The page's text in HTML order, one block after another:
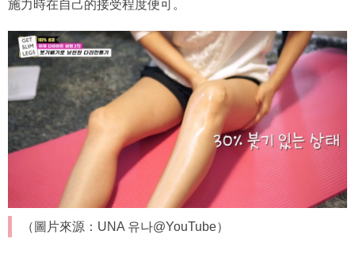
施力時在自己的接受程度便可。
（圖片來源：UNA 유나@YouTube）